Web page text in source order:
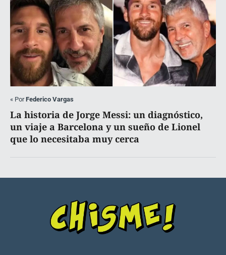
« PorFederico Vargas
La historia de Jorge Messi: un diagnóstico,
un viaje a Barcelona y un sueño de Lionel
que lo necesitaba muy cerca